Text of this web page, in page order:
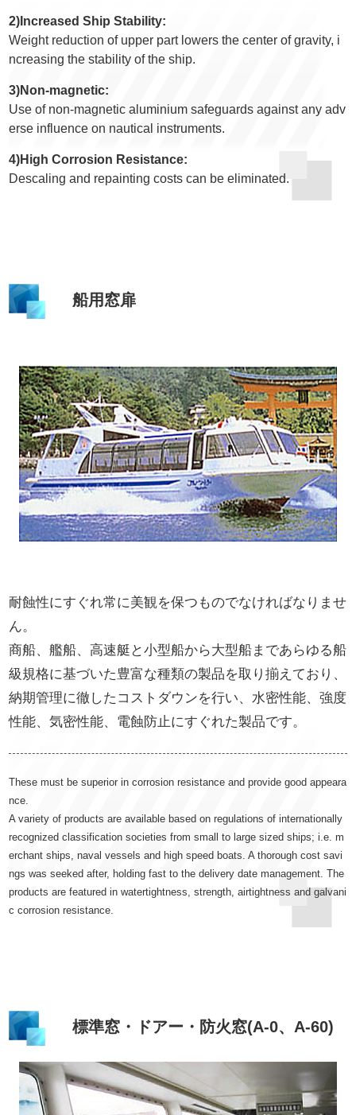
2)Increased Ship Stability:
Weight reduction of upper part lowers the center of gravity, i
ncreasing the stability of the ship.
3)Non-magnetic:
Use of non-magnetic aluminium safeguards against any adv
erse influence on nautical instruments.
4)High Corrosion Resistance:
Descaling and repainting costs can be eliminated.
船用窓扉
耐蝕性にすぐれ常に美観を保つものでなければなりませ
ん。
商船、艦船、高速艇と小型船から大型船まであらゆる船
級規格に基づいた豊富な種類の製品を取り揃えており、
納期管理に徹したコストダウンを行い、水密性能、強度
性能、気密性能、電蝕防止にすぐれた製品です。
These must be superior in corrosion resistance and provide good appeara
nce.
A variety of products are available based on regulations of internationally
recognized classification societies from small to large sized ships; i.e. m
erchant ships, naval vessels and high speed boats. A thorough cost savi
ngs was seeked after, holding fast to the delivery date management. The
products are featured in watertightness, strength, airtightness and galvani
c corrosion resistance.
標準窓・ドアー・防火窓(A-0、A-60)